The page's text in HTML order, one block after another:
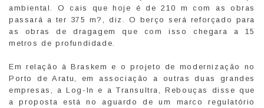
ambiental. O cais que hoje é de 210 m com as obras
passará a ter 375 m?, diz. O berço será reforçado para
as obras de dragagem que com isso chegara a 15
metros de profundidade.
Em relação à Braskem e o projeto de modernização no
Porto de Aratu, em associação a outras duas grandes
empresas, a Log-In e a Transultra, Rebouças disse que
a proposta está no aguardo de um marco regulatório